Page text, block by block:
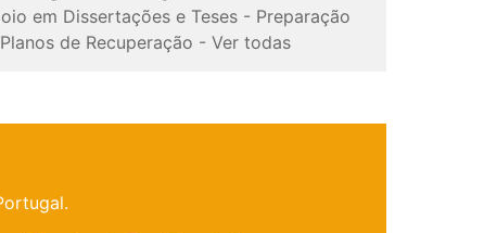
em Dissertações e Teses - Preparação
Planos de Recuperação - Ver todas